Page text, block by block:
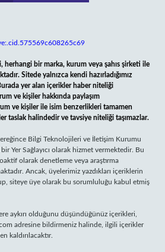
herhangi bir marka, kurum veya şahıs şirketi ile
Sitede yalnızca kendi hazırladığımız
yer alan içerikler haber niteliği
ve kişiler hakkında paylaşım
ve kişiler ile isim benzerlikleri tamamen
taslak halindedir ve tavsiye niteliği taşımazlar.
Bilgi Teknolojileri ve İletişim Kurumu
Yer Sağlayıcı olarak hizmet vermektedir. Bu
olarak denetleme veya araştırma
Ancak, üyelerimiz yazdıkları içeriklerin
siteye üye olarak bu sorumluluğu kabul etmiş
aykırı olduğunu düşündüğünüz içerikleri,
adresine bildirmeniz halinde, ilgili içerikler
kaldırılacaktır.